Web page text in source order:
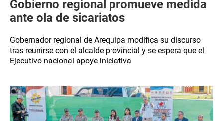
Gobierno regional promueve medida
ante ola de sicariatos
Gobernador regional de Arequipa modifica su discurso
tras reunirse con el alcalde provincial y se espera que el
Ejecutivo nacional apoye iniciativa